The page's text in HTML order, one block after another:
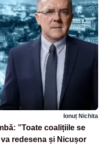
Ionuț Nichita
”Toate coalițiile se
redesena și Nicușor